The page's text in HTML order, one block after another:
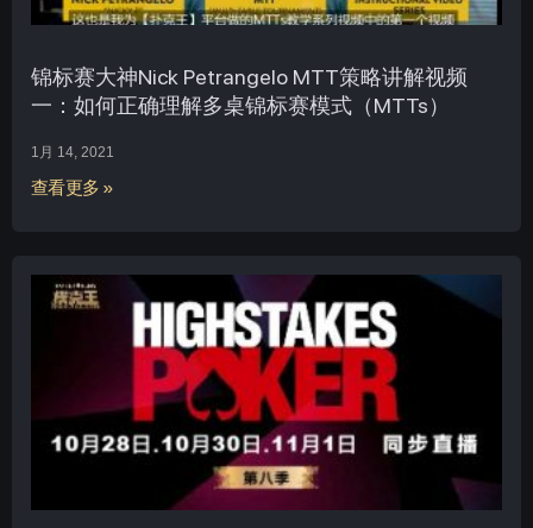
锦标赛大神Nick Petrangelo MTT策略讲解视频
一：如何正确理解多桌锦标赛模式（MTTs）
1月 14, 2021
查看更多 »